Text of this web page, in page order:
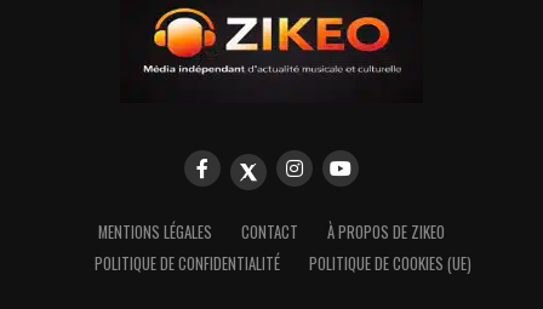
MENTIONS LÉGALES CONTACT
À PROPOS DE ZIKEO
POLITIQUE DE CONFIDENTIALITÉ
POLITIQUE DE COOKIES (UE)